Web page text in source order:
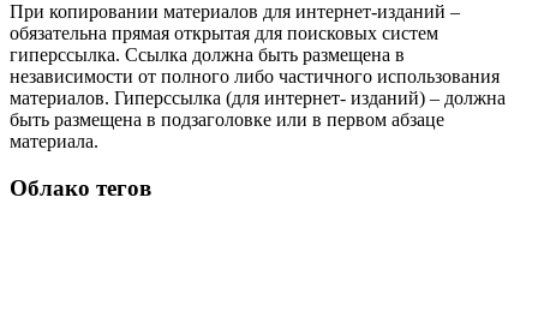
При копировании материалов для интернет-изданий –
обязательна прямая открытая для поисковых систем
гиперссылка. Ссылка должна быть размещена в
независимости от полного либо частичного использования
материалов. Гиперссылка (для интернет- изданий) – должна
быть размещена в подзаголовке или в первом абзаце
материала.
Облако тегов